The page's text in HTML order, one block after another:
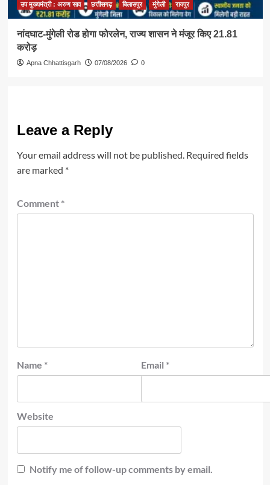
उप मुख्यमंत्री : अरुण साव छत्तीसगढ़ बिलासपुर मुंगेली रायपुर
नांदघाट-मुंगेली रोड होगा फोरलेन, राज्य शासन ने मंजूर किए 21.81
करोड़
Apna Chhattisgarh 07/08/2026 0
Leave a Reply
Your email address will not be published. Required fields
are marked *
Comment *
Name * Email *
Website
Notify me of follow-up comments by email.